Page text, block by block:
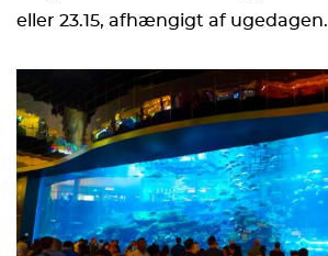
eller 23.15, afhængigt af ugedagen.